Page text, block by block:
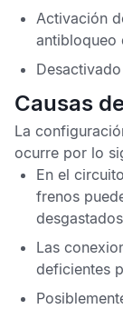
Activación
antibloqueo
Causas
La
ocurre por lo
En el
frenos
Las
deficientes